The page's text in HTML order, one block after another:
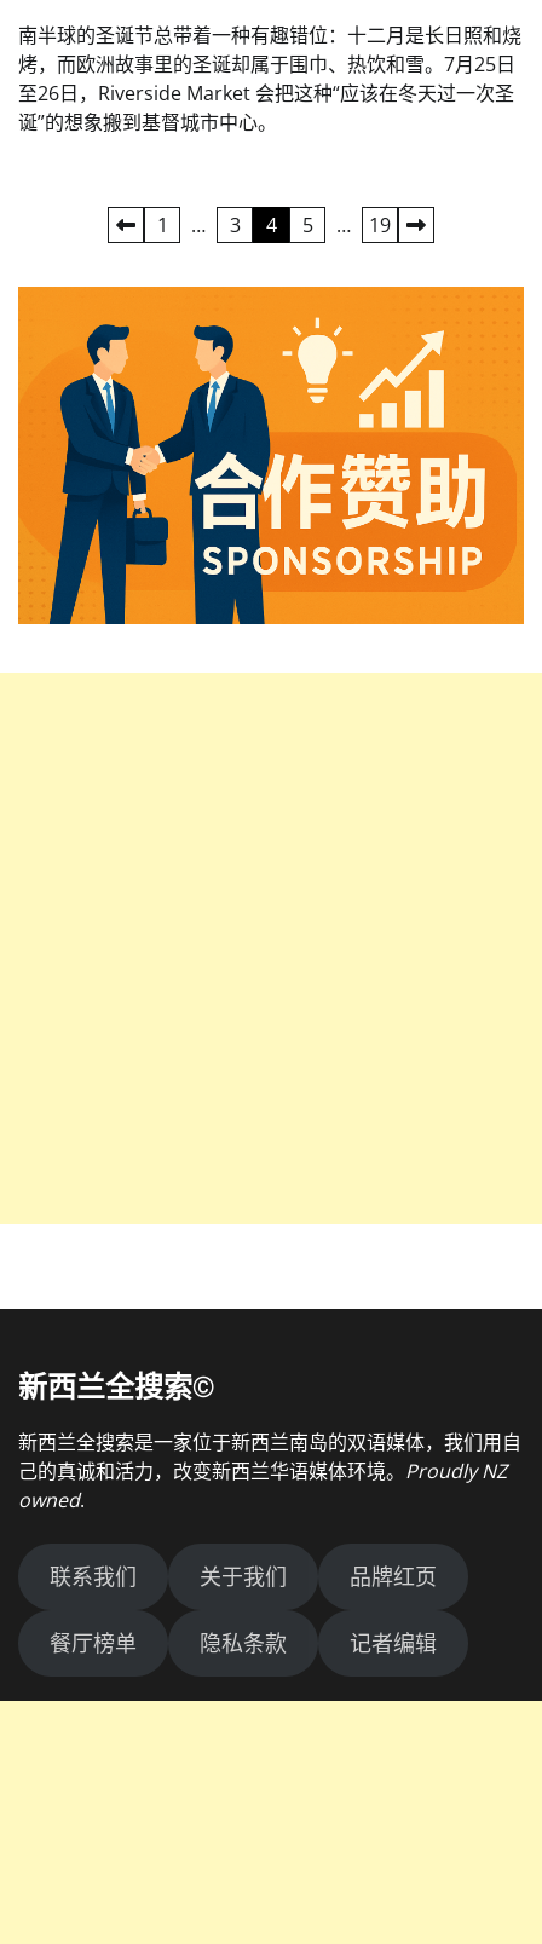
南半球的圣诞节总带着一种有趣错位：十二月是长日照和烧
烤，而欧洲故事里的圣诞却属于围巾、热饮和雪。7月25日
至26日，Riverside Market 会把这种“应该在冬天过一次圣
诞”的想象搬到基督城市中心。
1 … 3 4 5 … 19
新西兰全搜索©
新西兰全搜索是一家位于新西兰南岛的双语媒体，我们用自
己的真诚和活力，改变新西兰华语媒体环境。 Proudly NZ
owned.
联系我们 关于我们 品牌红页
餐厅榜单 隐私条款 记者编辑